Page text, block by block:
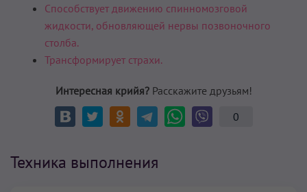
Способствует движению спинномозговой
жидкости, обновляющей нервы позвоночного
столба.
Трансформирует страхи.
Интересная крийя?Расскажите друзьям!
0
Техника выполнения